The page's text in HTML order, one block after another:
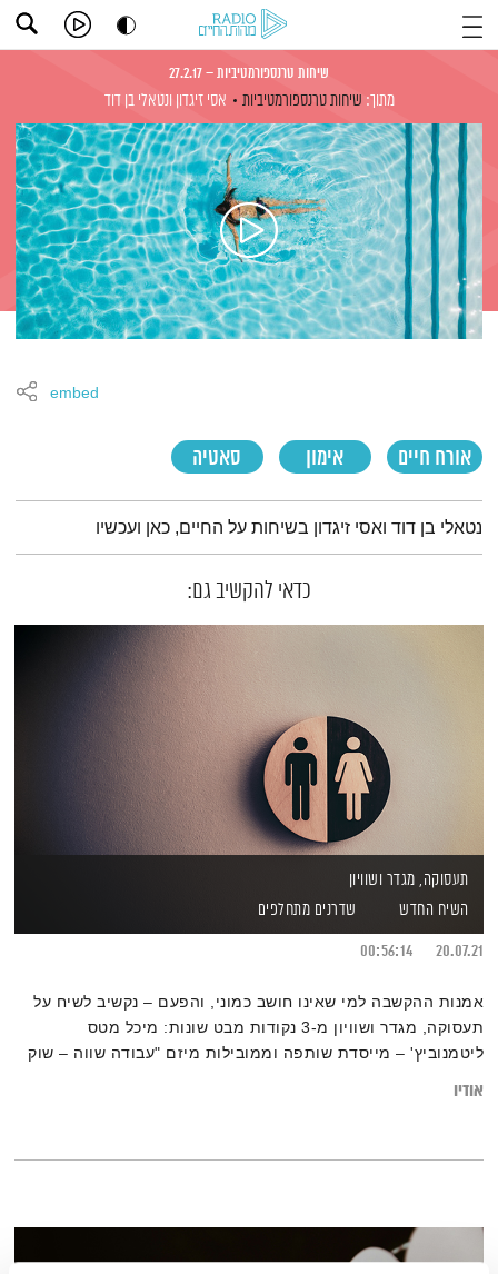
שיחות טרנספורמטיביות – 27.2.17
מתוך: שיחות טרנספורמטיביות אסי זיגדון ונטאלי בן דוד
אורח חיים אימון סאטיה
embed
תמצית הפודקאסט
נטאלי בן דוד ואסי זיגדון בשיחות על החיים, כאן ועכשיו
כדאי להקשיב גם:
תעסוקה, מגדר ושוויון
השיח החדש
שדרנים מתחלפים
20.07.21
00:56:14
אמנות ההקשבה למי שאינו חושב כמוני, והפעם – נקשיב לשיח על
תעסוקה, מגדר ושוויון מ-3 נקודות מבט שונות: מיכל מטס
ליטמנוביץ' – מייסדת שותפה וממובילות מיזם "עבודה שווה – שוק
אודיו